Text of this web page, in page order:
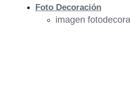
Foto Decoración
imagen